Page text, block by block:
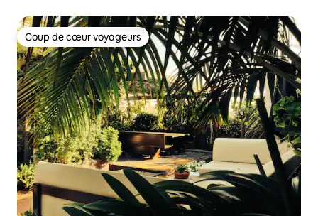
Coup de cœur voyageurs
Coup de cœur voyageurs